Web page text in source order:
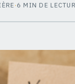
·6 MIN DE